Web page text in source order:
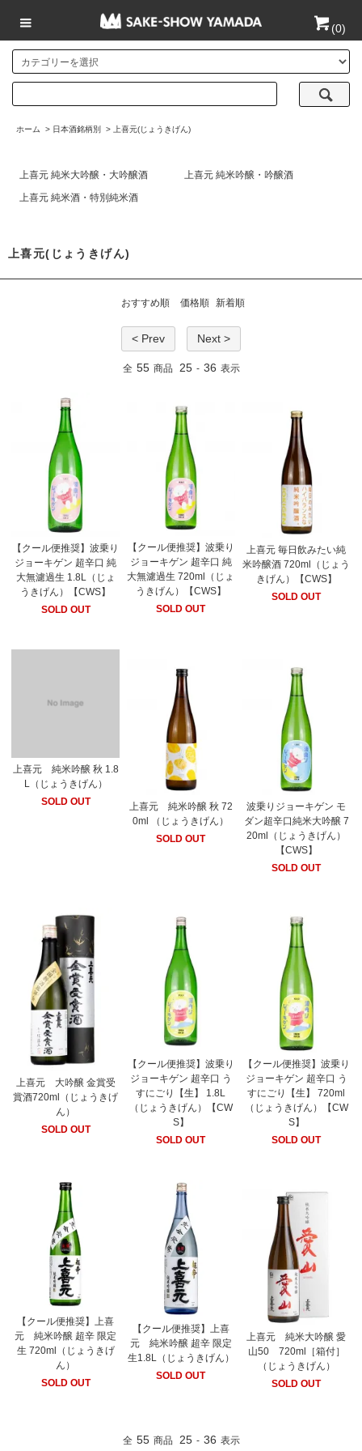
(0)
ホーム > 日本酒銘柄別 > 上喜元(じょうきげん)
上喜元 純米大吟醸・大吟醸酒
上喜元 純米吟醸・吟醸酒
上喜元 純米酒・特別純米酒
上喜元(じょうきげん)
おすすめ順 価格順 新着順
< Prev Next >
全 55 商品 25 - 36 表示
【クール便推奨】波乗り
ジョーキゲン 超辛口 純
大無濾過生 1.8L（じょ
うきげん）【CWS】
SOLD OUT
【クール便推奨】波乗り
ジョーキゲン 超辛口 純
大無濾過生 720ml（じょ
うきげん）【CWS】
SOLD OUT
上喜元 毎日飲みたい純
米吟醸酒 720ml（じょう
きげん）【CWS】
SOLD OUT
上喜元 純米吟醸 秋 1.8
L（じょうきげん）
SOLD OUT
上喜元 純米吟醸 秋 72
0ml （じょうきげん）
SOLD OUT
波乗りジョーキゲン モ
ダン超辛口純米大吟醸 7
20ml（じょうきげん）
【CWS】
SOLD OUT
上喜元 大吟醸 金賞受
賞酒720ml（じょうきげ
ん）
SOLD OUT
【クール便推奨】波乗り
ジョーキゲン 超辛口 う
すにごり【生】 1.8L
（じょうきげん）【CW
S】
SOLD OUT
【クール便推奨】波乗り
ジョーキゲン 超辛口 う
すにごり【生】 720ml
（じょうきげん）【CW
S】
SOLD OUT
【クール便推奨】上喜
元 純米吟醸 超辛 限定
生 720ml（じょうきげ
ん）
SOLD OUT
【クール便推奨】上喜
元 純米吟醸 超辛 限定
生1.8L（じょうきげん）
SOLD OUT
上喜元 純米大吟醸 愛
山50 720ml［箱付］
（じょうきげん）
SOLD OUT
全 55 商品 25 - 36 表示